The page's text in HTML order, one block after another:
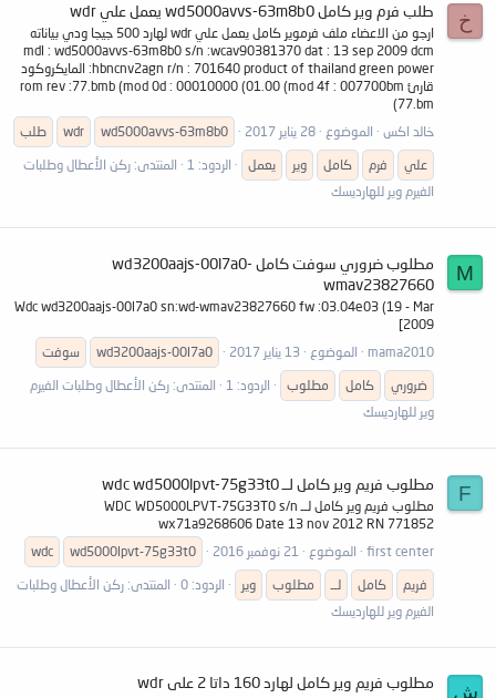
خ طلب فرم وير كامل wd5000avvs-63m8b0 يعمل علي wdr
ارجو من الاعضاء ملف فرموير كامل يعمل علي wdr لهارد 500 جيجا ودي بياناته
mdl : wd5000avvs-63m8b0 s/n :wcav90381370 dat : 13 sep 2009 dcm
:hbncnv2agn r/n : 701640 product of thailand green power المايكروكود
قارئ rom rev :77.bmb (mod 0d : 00010000 (01.00 (mod 4f : 007700bm
(77.bm
خالد اكس
الموضوع 28 يناير 2017 wd5000avvs-63m8b0
wdr
طلب
علي
فرم كامل وير يعمل الردود: 1 المنتدى: ركن الأعطال وطلبات
الفيرم وير للهارديسك
M
مطلوب ضروري سوفت كامل wd3200aajs-00l7a0-
wmav23827660
Wdc wd3200aajs-00l7a0 sn:wd-wmav23827660 fw :03.04e03 (19 - Mar
2009]
mama2010
الموضوع 13 يناير 2017 wd3200aajs-00l7a0
سوفت
ضروري
كامل مطلوب الردود: 1 المنتدى: ركن الأعطال وطلبات الفيرم
وير للهارديسك
F مطلوب فريم وير كامل لــ wdc wd5000lpvt-75g33t0
مطلوب فريم وير كامل لــ WDC WD5000LPVT-75G33T0 s/n
wx71a9268606 Date 13 nov 2012 RN 771852
first center
الموضوع 21 نوفمبر 2016 wd5000lpvt-75g33t0
wdc
فريم
كامل لــ مطلوب وير الردود: 0 المنتدى: ركن الأعطال وطلبات
الفيرم وير للهارديسك
ش مطلوب فريم وير كامل لهارد 160 داتا 2 على wdr